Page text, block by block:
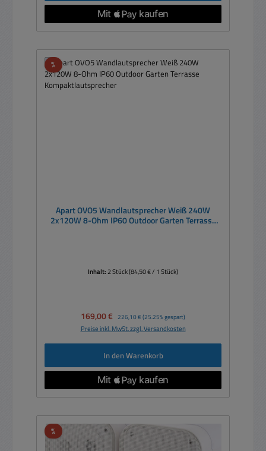
%Rabatt
Apart OVO5 Wandlautsprecher Weiß 240W
2x120W 8-Ohm IP60 Outdoor Garten Terrasse
Inhalt:2 Stück(84,50 € / 1 Stück)
Verkaufspreis:
169,00 € Regulärer Preis:
226,10 € (25.25% gespart)
Preise inkl. MwSt. zzgl. Versandkosten
In den Warenkorb
%Rabatt